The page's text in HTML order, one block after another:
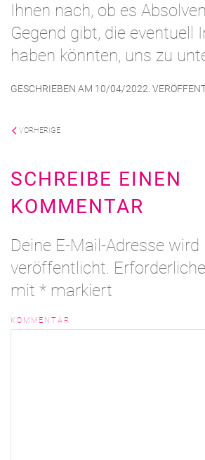
Ihnen nach, ob es
Gegend gibt, die eventuell
haben könnten, uns zu
GESCHRIEBEN AM 10/04/2022.
VORHERIGE
SCHREIBE EINEN
KOMMENTAR
Deine E-Mail-Adresse wird
veröffentlicht.
mit * markiert
KOMMENTAR